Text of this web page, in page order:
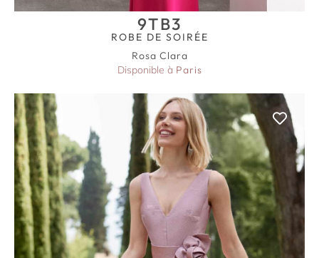
9TB3
ROBE DE SOIRÉE
Rosa Clara
Disponible à Paris